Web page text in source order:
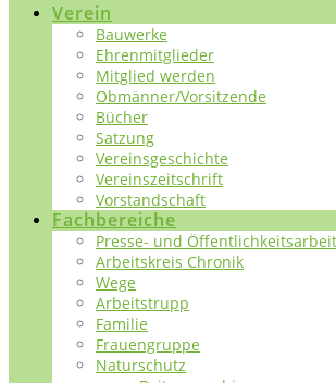
Verein
Bauwerke
Ehrenmitglieder
Mitglied werden
Obmänner/Vorsitzende
Bücher
Satzung
Vereinsgeschichte
Vereinszeitschrift
Vorstandschaft
Fachbereiche
Presse- und Öffentlichkeitsarbeit
Arbeitskreis Chronik
Wege
Arbeitstrupp
Familie
Frauengruppe
Naturschutz